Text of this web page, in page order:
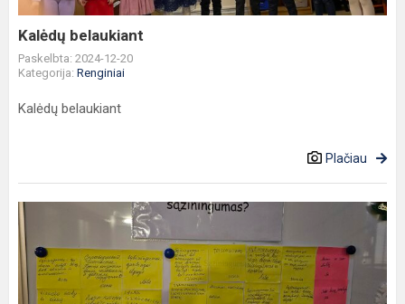
Kalėdų belaukiant
Paskelbta: 2024-12-20
Kategorija: Renginiai
Kalėdų belaukiant
Plačiau
Vertybių
projektas